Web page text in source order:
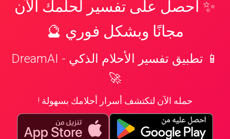
✨ احصل على تفسير لحلمك الآن
مجانًا وبشكل فوري 🔮
📱 تطبيق تفسير الأحلام الذكي - DreamAI
🚀
حمله الآن لتكتشف أسرار أحلامك بسهولة !